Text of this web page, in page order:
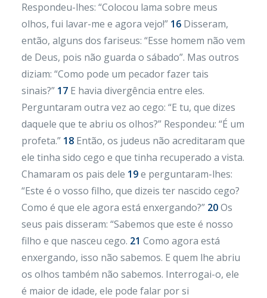
Respondeu-lhes: “Colocou lama sobre meus
olhos, fui lavar-me e agora vejo!” 16 Disseram,
então, alguns dos fariseus: “Esse homem não vem
de Deus, pois não guarda o sábado”. Mas outros
diziam: “Como pode um pecador fazer tais
sinais?” 17 E havia divergência entre eles.
Perguntaram outra vez ao cego: “E tu, que dizes
daquele que te abriu os olhos?” Respondeu: “É um
profeta.” 18 Então, os judeus não acreditaram que
ele tinha sido cego e que tinha recuperado a vista.
Chamaram os pais dele 19e perguntaram-lhes:
“Este é o vosso filho, que dizeis ter nascido cego?
Como é que ele agora está enxergando?” 20Os
seus pais disseram: “Sabemos que este é nosso
filho e que nasceu cego. 21 Como agora está
enxergando, isso não sabemos. E quem lhe abriu
os olhos também não sabemos. Interrogai-o, ele
é maior de idade, ele pode falar por si